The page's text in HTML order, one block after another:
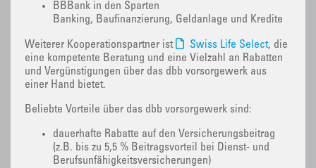
BBBank in den Sparten
Banking, Baufinanzierung, Geldanlage und Kredite
Weiterer Kooperationspartner ist Swiss Life Select, die
eine kompetente Beratung und eine Vielzahl an Rabatten
und Vergünstigungen über das dbb vorsorgewerk aus
einer Hand bietet.
Beliebte Vorteile über das dbb vorsorgewerk sind:
dauerhafte Rabatte auf den Versicherungsbeitrag
(z.B. bis zu 5,5 % Beitragsvorteil bei Dienst- und
Berufsunfähigkeitsversicherungen)